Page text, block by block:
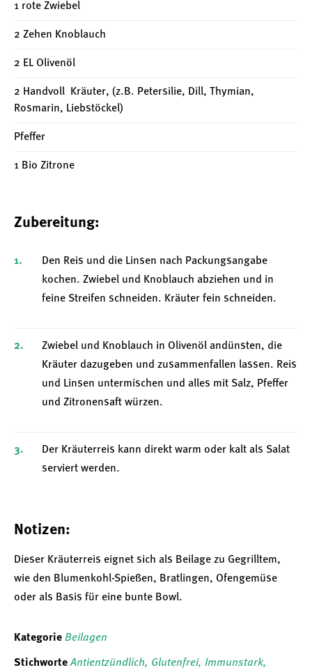
1 rote Zwiebel
2 Zehen Knoblauch
2 EL Olivenöl
2 Handvoll Kräuter, (z.B. Petersilie, Dill, Thymian,
Rosmarin, Liebstöckel)
Pfeffer
1 Bio Zitrone
Zubereitung:
Den Reis und die Linsen nach Packungsangabe
kochen. Zwiebel und Knoblauch abziehen und in
feine Streifen schneiden. Kräuter fein schneiden.
Zwiebel und Knoblauch in Olivenöl andünsten, die
Kräuter dazugeben und zusammenfallen lassen. Reis
und Linsen untermischen und alles mit Salz, Pfeffer
und Zitronensaft würzen.
Der Kräuterreis kann direkt warm oder kalt als Salat
serviert werden.
Notizen:
Dieser Kräuterreis eignet sich als Beilage zu Gegrilltem,
wie den Blumenkohl-Spießen, Bratlingen, Ofengemüse
oder als Basis für eine bunte Bowl.
Kategorie Beilagen
Stichworte Antientzündlich, Glutenfrei, Immunstark,